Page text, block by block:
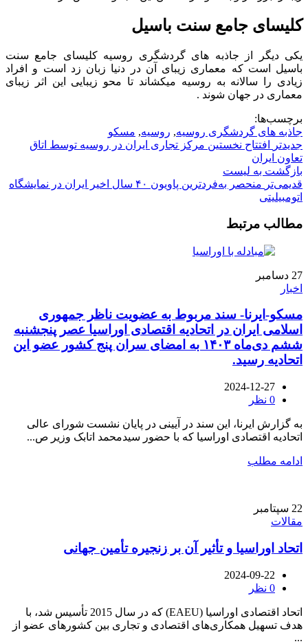
کلیسای جامع سنت باسیل
یکی دیگر از جاذبه های گردشگری روسیه کلیسای جامع سنت
باسیل است که معماری زیبای آن در دنیا زبان زد است و افراد
زیادی را سالانه به روسیه میکشاند تا محو زیبایی این اثر زیبای
معماری در جهان شوند .
برچسب‌ها:
جاذبه های گردشگری روسیه, روسیه, مسکو
جدیدتر
افتتاح نخستین مرکز تجاری ایران در روسیه توسط اتاق
تعاون ایران
بازگشت به لیست
قدیمی‌تر
منحصر به‌فردترین پاویون ۴۰ سال اخیر ایران در نمایشگاه
اتومبیلیتی
مطالب مرتبط
27 دسامبر
اخبار
مسکو-ایرنا- سند مربوط به عضویت ناظر جمهوری
اسلامی ایران در اتحادیه اقتصادی اوراسیا عصر پنجشنبه
ششم دی‌ماه ۱۴۰۳ به امضای سران پنج کشور عضو این
اتحادیه رسید.
2024-12-27
0 نظر
به گزارش ایرنا، این سند در آیینی در پایان نشست شورای عالی
اتحادیه اقتصادی اوراسیا که با حضور سیدمحمد اتابک وزیر ص...
ادامه مطلب
22 سپتامبر
مقالات
اتحاد اوراسیا و تأثیر آن بر زنجیره تأمین جهانی
2024-09-22
0 نظر
اتحاد اقتصادی اوراسیا (EAEU) که در سال 2015 تأسیس شد، با
هدف تسهیل همکاری‌های اقتصادی و تجاری بین کشورهای عضو از
...